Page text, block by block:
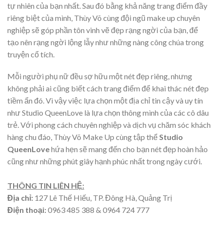
tự nhiên của bạn nhất. Sau đó bằng khả năng trang điểm đầy
riêng biệt của mình, Thùy Võ cùng đội ngũ make up chuyên
nghiệp sẽ góp phần tôn vinh vẽ đẹp rạng ngời của bạn, để
tạo nên rạng ngời lộng lẫy như những nàng công chúa trong
truyện cổ tích.
Mỗi người phụ nữ đều sợ hữu một nét đẹp riêng, nhưng
không phải ai cũng biết cách trang điểm để khai thác nét đẹp
tiềm ẩn đó. Vì vậy việc lựa chọn một địa chỉ tin cậy và uy tín
như Studio QueenLove là lựa chọn thông mình của các cô dâu
trẻ. Với phong cách chuyên nghiệp và dịch vụ chăm sóc khách
hàng chu đáo, Thùy Võ Make Up cùng tập thể Studio
QueenLovehứa hẹn sẽ mang đến cho bạn nét đẹp hoàn hảo
cũng như những phút giây hạnh phúc nhất trong ngày cưới.
THÔNG TIN LIÊN HỆ:
Địa chỉ: 127 Lê Thế Hiếu, TP. Đông Hà, Quảng Trị
Điện thoại:0963 485 388 & 0964 724 777